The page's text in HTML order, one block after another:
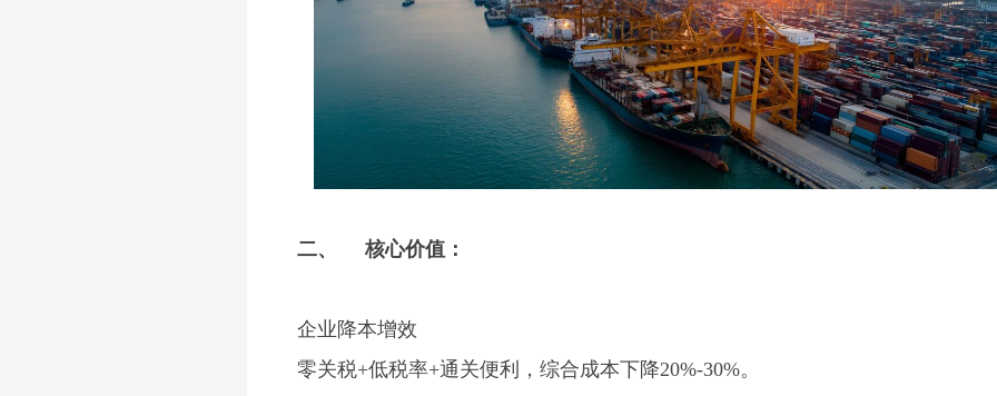
二、 核心价值：
企业降本增效
零关税+低税率+通关便利，综合成本下降20%-30%。